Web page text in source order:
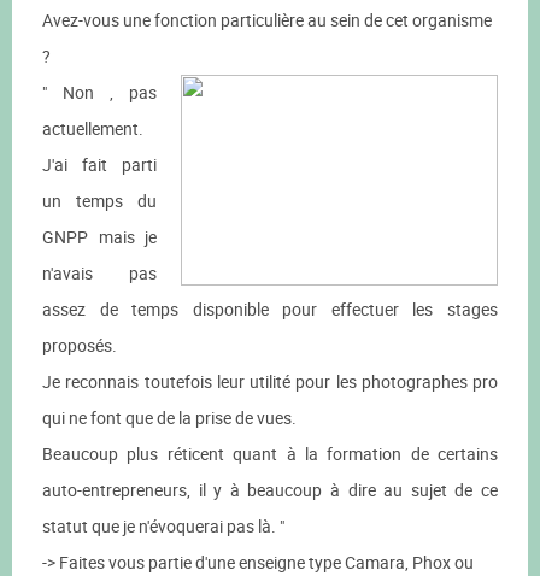
Avez-vous une fonction particulière au sein de cet organisme
?
" Non , pas
actuellement.
J'ai fait parti
un temps du
GNPP mais je
n'avais pas
assez de temps disponible pour effectuer les stages
proposés.
Je reconnais toutefois leur utilité pour les photographes pro
qui ne font que de la prise de vues.
Beaucoup plus réticent quant à la formation de certains
auto-entrepreneurs, il y à beaucoup à dire au sujet de ce
statut que je n'évoquerai pas là. "
-> Faites vous partie d'une enseigne type Camara, Phox ou